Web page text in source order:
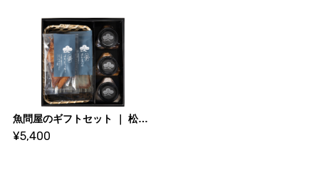
魚問屋のギフトセット ｜ 松本魚問屋
¥5,400